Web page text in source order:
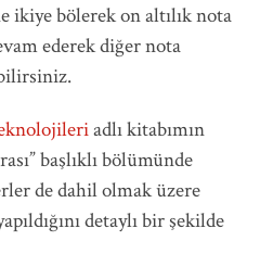
ikiye bölerek on altılık nota
ederek diğer nota
adlı kitabımın
başlıklı bölümünde
de dahil olmak üzere
detaylı bir şekilde